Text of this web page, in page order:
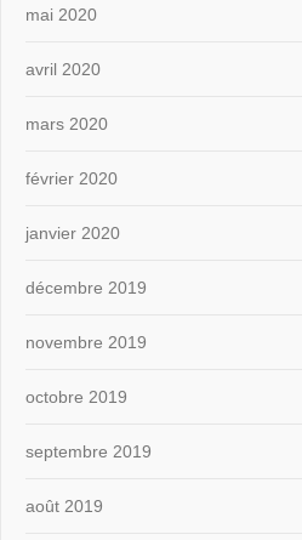
mai 2020
avril 2020
mars 2020
février 2020
janvier 2020
décembre 2019
novembre 2019
octobre 2019
septembre 2019
août 2019